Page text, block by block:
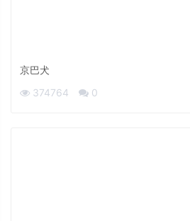
京巴犬
374764
0